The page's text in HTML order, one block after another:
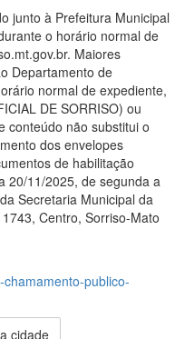
junto à Prefeitura Municipal
o horário normal de
Maiores
Departamento de
normal de expediente,
DE SORRISO) ou
conteúdo não substitui o
dos envelopes
de habilitação
20/11/2025, de segunda a
Secretaria Municipal da
Centro, Sorriso-Mato
publico-
cidade